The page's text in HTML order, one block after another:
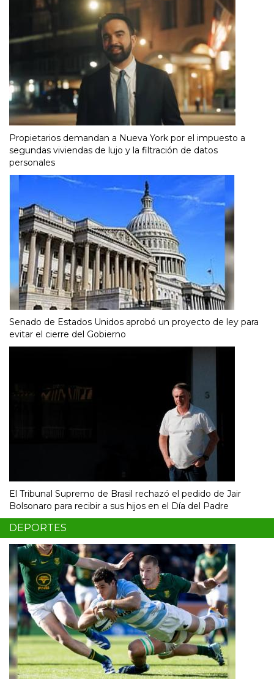
Propietarios demandan a Nueva York por el impuesto a
segundas viviendas de lujo y la filtración de datos
personales
Senado de Estados Unidos aprobó un proyecto de ley para
evitar el cierre del Gobierno
El Tribunal Supremo de Brasil rechazó el pedido de Jair
Bolsonaro para recibir a sus hijos en el Día del Padre
DEPORTES